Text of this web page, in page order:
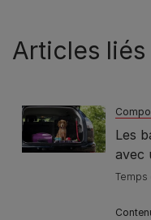
Articles liés
Les
avec
Temps